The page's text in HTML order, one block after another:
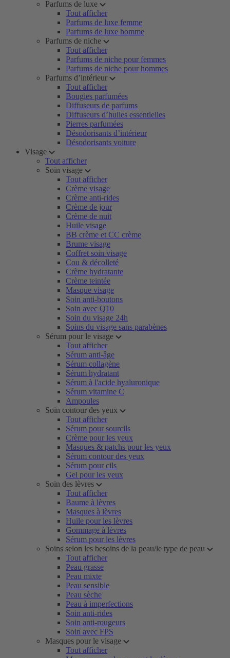
Parfums de luxe
Tout afficher
Parfums de luxe femme
Parfums de luxe homme
Parfums de niche
Tout afficher
Parfums de niche pour femmes
Parfums de niche pour hommes
Parfums d’intérieur
Tout afficher
Bougies parfumées
Diffuseurs de parfums
Diffuseurs d’huiles essentielles
Pierres parfumées
Désodorisants d’intérieur
Désodorisants voiture
Visage
Tout afficher
Soin visage
Tout afficher
Crème visage
Crème anti-rides
Crème de jour
Crème de nuit
Huile visage
BB crème et CC crème
Brume visage
Coffret soin visage
Cou & décolleté
Crème hydratante
Crème teintée
Masque visage
Soin anti-boutons
Soin avec Q10
Soin du visage 24h
Soins du visage sans parabènes
Sérum pour le visage
Tout afficher
Sérum anti-âge
Sérum collagène
Sérum hydratant
Sérum à l'acide hyaluronique
Sérum vitamine C
Ampoules
Soin contour des yeux
Tout afficher
Sérum pour sourcils
Crème pour les yeux
Masques & patchs pour les yeux
Sérum contour des yeux
Sérum pour cils
Gel pour les yeux
Soin des lèvres
Tout afficher
Baume à lèvres
Masques à lèvres
Huile pour les lèvres
Gommage à lèvres
Sérum pour les lèvres
Soins selon les besoins de la peau/le type de peau
Tout afficher
Peau grasse
Peau mixte
Peau sensible
Peau sèche
Peau à imperfections
Soin anti-rides
Soin anti-rougeurs
Soin avec FPS
Masques pour le visage
Tout afficher